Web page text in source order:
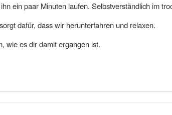
ein paar Minuten laufen. Selbstverständlich im
dafür, dass wir herunterfahren und relaxen.
wie es dir damit ergangen ist.